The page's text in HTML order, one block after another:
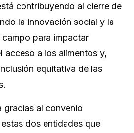
contribuyendo al cierre de
la innovación social y la
para impactar
acceso a los alimentos y,
equitativa de las
gracias al convenio
dos entidades que